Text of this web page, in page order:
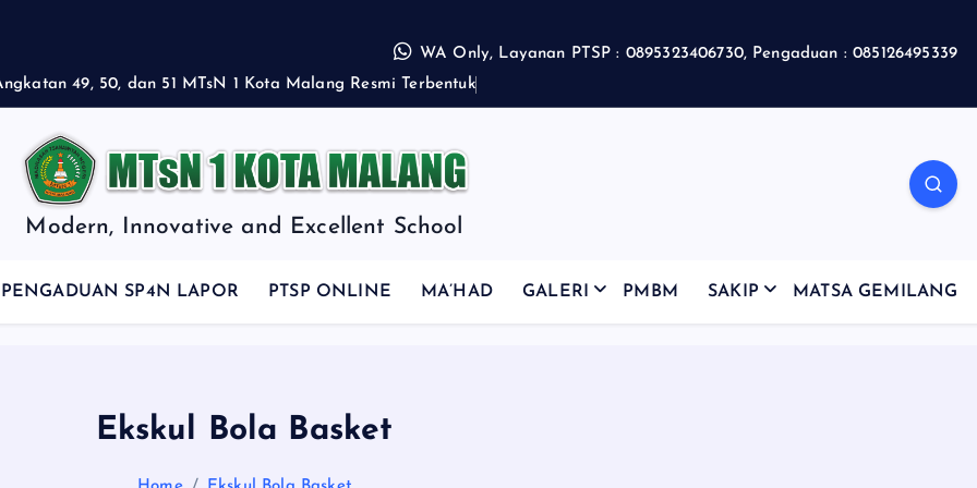
ngkatan 49, 50, dan 51 M TsN 1 Kota Mala ng Resmi Terbentuk
WA Only, Layanan PTSP : 0895323406730, Pengaduan : 085126495339
Modern, Innovative and Excellent School
PENGADUAN SP4N LAPOR PTSP ONLINE MA’HAD GALERI PMBM SAKIP MATSA GEMILANG
Ekskul Bola Basket